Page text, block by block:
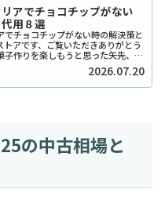
リアでチョコチップがない
用８選
でチョコチップがない時の解決策と
アです、ご覧いただきありがとう
子作りを楽しもうと思った矢先、セ
プが「ない！」と困ったことはあり
も、クッキーを焼こうとした日...
2026.07.20
の中古相場と